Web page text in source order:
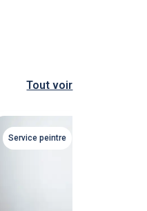
Tout voir
Service peintre